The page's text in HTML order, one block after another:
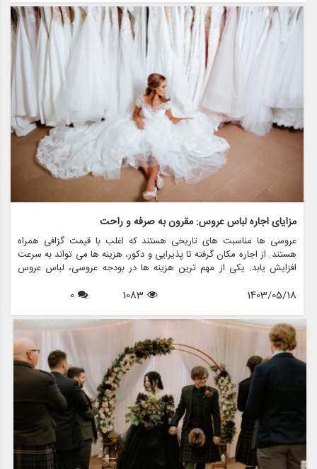
عروس را بررسی خواهیم کرد، نکاتی را برای دستیابی به تناسب بی عیب و
نقص به اشتراک می گذاریم، و نشان می دهیم که چگونه فروشگاه هایی مانند
مزون چرخچی می توانند به شما در این فرآیند مهم کمک کنند.
مزایای اجاره لباس عروس: مقرون به صرفه و راحت
عروسی ها مناسبت های تاریخی هستند که اغلب با قیمت گزافی همراه
هستند. از اجاره مکان گرفته تا پذیرایی و دکور، هزینه ها می تواند به سرعت
افزایش یابد. یکی از مهم ترین هزینه ها در بودجه عروسی، لباس عروس
باشد، به خصوص با توجه به اینکه این لباس معمولاً فقط یک بار پوشیده می
کاربردی برای عروس های مدرن مطرح شده است. در این مقاله، مزایای
متعدد اجاره لباس عروس را بررسی می کنیم و نشان می دهیم که چگونه می
تواند هم مقرون به صرفه و هم راحت باشد. همچنین مزون چرخچی را به
شما معرفی خواهیم کرد، فروشگاهی که در زمینه اجاره لباس عروس، فروش،
طرح های سفارشی و کلیه اقلام مربوط به عروس فعالیت می کند.
1403/05/18
1083
0